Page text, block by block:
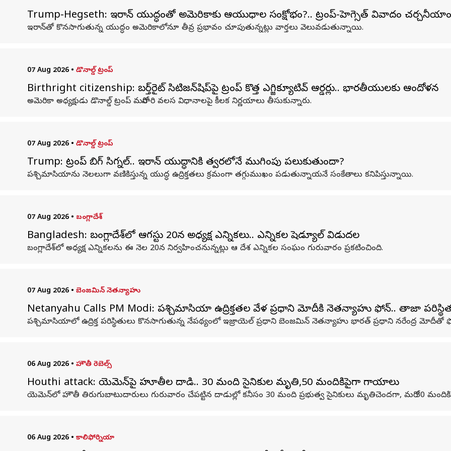
Trump-Hegseth: ఇరాన్ యుద్ధంతో అమెరికాకు ఆయుధాల సంక్షోభం?.. ట్రంప్-హెగ్సెత్ వివాదం
ఇరాన్‌తో కొనసాగుతున్న యుద్ధం అమెరికాలోనూ తీవ్ర ప్రభావం చూపుతున్నట్లు వార్తలు వెలువడుతున్నాయి.
07 Aug 2026 • డొనాల్డ్ ట్రంప్
Birthright citizenship: బర్త్‌రైట్ సిటిజన్‌షిప్‌పై ట్రంప్ కొత్త ఎగ్జిక్యూటివ్ ఆర్డర్లు.. భారతీయులకు ఆందోళన
అమెరికా అధ్యక్షుడు డొనాల్డ్ ట్రంప్ మరోసారి వలస విధానాలపై కీలక నిర్ణయాలు తీసుకున్నారు.
07 Aug 2026 • డొనాల్డ్ ట్రంప్
Trump: ట్రంప్‌ బిగ్‌ సిగ్నల్‌.. ఇరాన్‌ యుద్ధానికి త్వరలోనే ముగింపు పలుకుతుందా?
పశ్చిమాసియాను నెలలుగా వణికిస్తున్న యుద్ధ ఉద్రిక్తతలు క్రమంగా తగ్గుముఖం పడుతున్నాయనే సంకేతాలు కనిపిస్తున్నాయి.
07 Aug 2026 • బంగ్లాదేశ్
Bangladesh: బంగ్లాదేశ్‌లో ఆగస్టు 20న అధ్యక్ష ఎన్నికలు.. ఎన్నికల షెడ్యూల్‌ విడుదల
బంగ్లాదేశ్‌లో అధ్యక్ష ఎన్నికలను ఈ నెల 20న నిర్వహించనున్నట్లు ఆ దేశ ఎన్నికల సంఘం గురువారం ప్రకటించింది.
07 Aug 2026 • బెంజమిన్ నెతన్యాహు
Netanyahu Calls PM Modi: పశ్చిమాసియా ఉద్రిక్తతల వేళ ప్రధాని మోదీకి నెతన్యాహు ఫోన్‌.. తాజా
పశ్చిమాసియాలో ఉద్రిక్త పరిస్థితులు కొనసాగుతున్న నేపథ్యంలో ఇజ్రాయెల్‌ ప్రధాని బెంజమిన్‌ నెతన్యాహు భారత్‌ ప్రధాని నరేంద్ర
06 Aug 2026 • హౌతీ రెబెల్స్
Houthi attack: యెమెన్‌పై హూతీల దాడి.. 30 మంది సైనికుల మృతి,50 మందికిపైగా గాయాలు
యెమెన్‌లో హౌతీ తిరుగుబాటుదారులు గురువారం చేపట్టిన దాడుల్లో కనీసం 30 మంది ప్రభుత్వ సైనికులు మృతిచెందగా, మరో 50
06 Aug 2026 • కాలిఫోర్నియా